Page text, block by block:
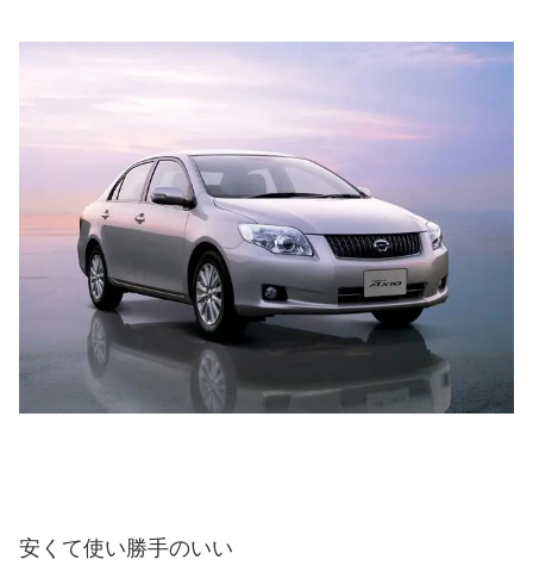
安くて使い勝手のいい